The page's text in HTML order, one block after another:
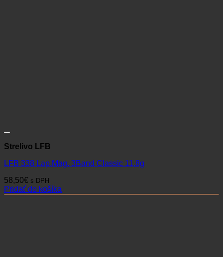
Strelivo LFB
LFB 338 Lap.Mag. 3Band Classic 11,8g
58,50€ s DPH
Pridať do košíka